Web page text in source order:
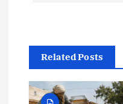
v
Related Posts